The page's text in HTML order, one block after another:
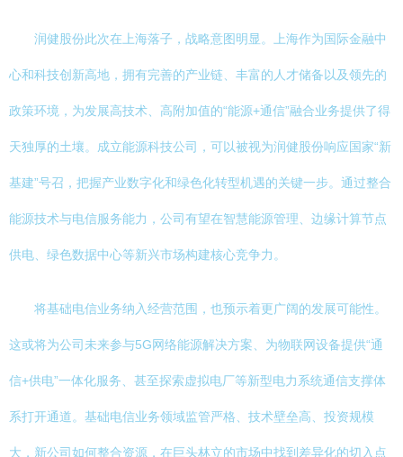
润健股份此次在上海落子，战略意图明显。上海作为国际金融中
心和科技创新高地，拥有完善的产业链、丰富的人才储备以及领先的
政策环境，为发展高技术、高附加值的“能源+通信”融合业务提供了得
天独厚的土壤。成立能源科技公司，可以被视为润健股份响应国家“新
基建”号召，把握产业数字化和绿色化转型机遇的关键一步。通过整合
能源技术与电信服务能力，公司有望在智慧能源管理、边缘计算节点
供电、绿色数据中心等新兴市场构建核心竞争力。
将基础电信业务纳入经营范围，也预示着更广阔的发展可能性。
这或将为公司未来参与5G网络能源解决方案、为物联网设备提供“通
信+供电”一体化服务、甚至探索虚拟电厂等新型电力系统通信支撑体
系打开通道。基础电信业务领域监管严格、技术壁垒高、投资规模
大，新公司如何整合资源，在巨头林立的市场中找到差异化的切入点